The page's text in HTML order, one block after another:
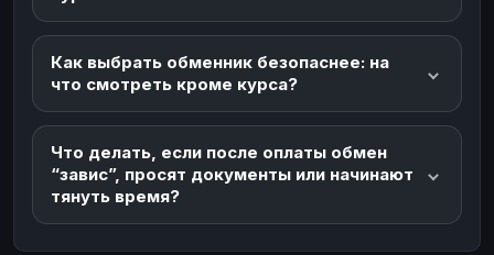
Как выбрать обменник безопаснее: на
что смотреть кроме курса?
Что делать, если после оплаты обмен
“завис”, просят документы или начинают
тянуть время?